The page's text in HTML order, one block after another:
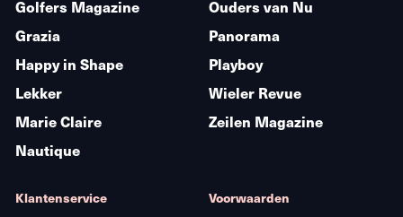
Golfers Magazine
Grazia
Happy in Shape
Lekker
Marie Claire
Nautique
Ouders van Nu
Panorama
Playboy
Wieler Revue
Zeilen Magazine
Klantenservice Voorwaarden